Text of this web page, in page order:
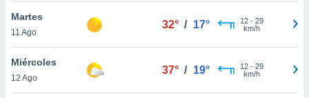
cookies
aceptar
Martes
11 Ago
32° / 17° 12- 29
km/h
Miércoles
12 Ago
37° / 19° 12- 29
km/h